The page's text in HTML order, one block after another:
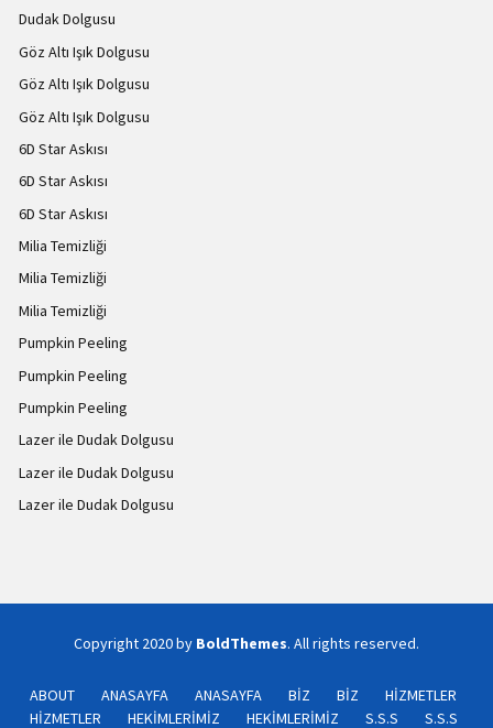
Dudak Dolgusu
Göz Altı Işık Dolgusu
Göz Altı Işık Dolgusu
Göz Altı Işık Dolgusu
6D Star Askısı
6D Star Askısı
6D Star Askısı
Milia Temizliği
Milia Temizliği
Milia Temizliği
Pumpkin Peeling
Pumpkin Peeling
Pumpkin Peeling
Lazer ile Dudak Dolgusu
Lazer ile Dudak Dolgusu
Lazer ile Dudak Dolgusu
Copyright 2020 by BoldThemes. All rights reserved.
ABOUT ANASAYFA ANASAYFA BİZ BİZ
HİZMETLER
HİZMETLER
HEKİMLERİMİZ HEKİMLERİMİZ S.S.S S.S.S